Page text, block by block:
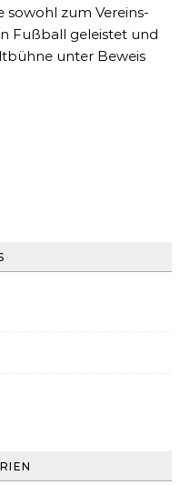
zum Vereins-
Fußball geleistet und
unter Beweis